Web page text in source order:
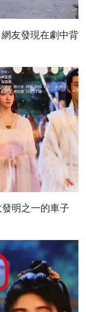
友發現在劇中背
明之一的車子